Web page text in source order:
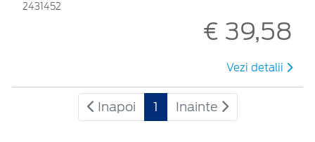
2431452
€ 39,58
Vezi detalii
Inapoi 1 Inainte